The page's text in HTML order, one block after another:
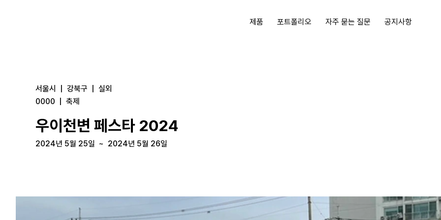
제품 포트폴리오 자주 묻는 질문 공지사항
서울시 강북구
실외
0000
축제
우이천변 페스타 2024
2024년 5월 25일 ~ 2024년 5월 26일